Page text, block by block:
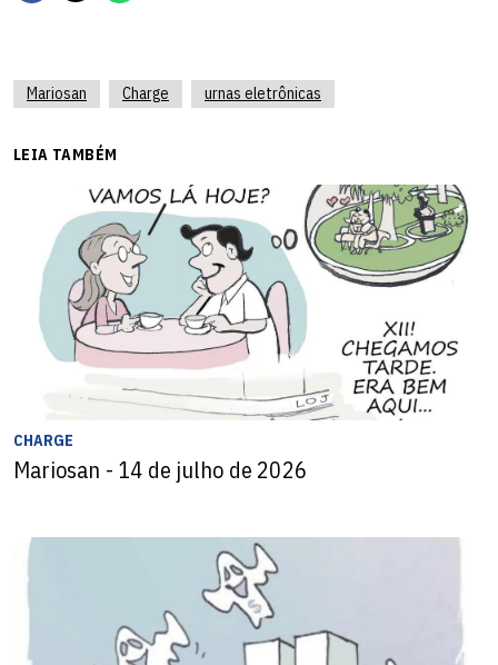
Mariosan Charge urnas eletrônicas
LEIA TAMBÉM
CHARGE
Mariosan - 14 de julho de 2026